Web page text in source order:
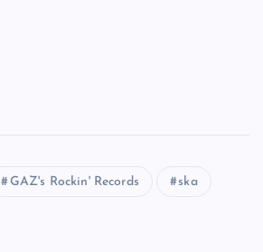
GAZ's Rockin' Records ska